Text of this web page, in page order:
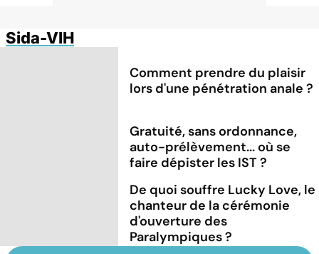
Sida-VIH
Comment prendre du plaisir
lors d'une pénétration anale ?
Gratuité, sans ordonnance,
auto-prélèvement... où se
faire dépister les IST ?
De quoi souffre Lucky Love, le
chanteur de la cérémonie
d'ouverture des
Paralympiques ?